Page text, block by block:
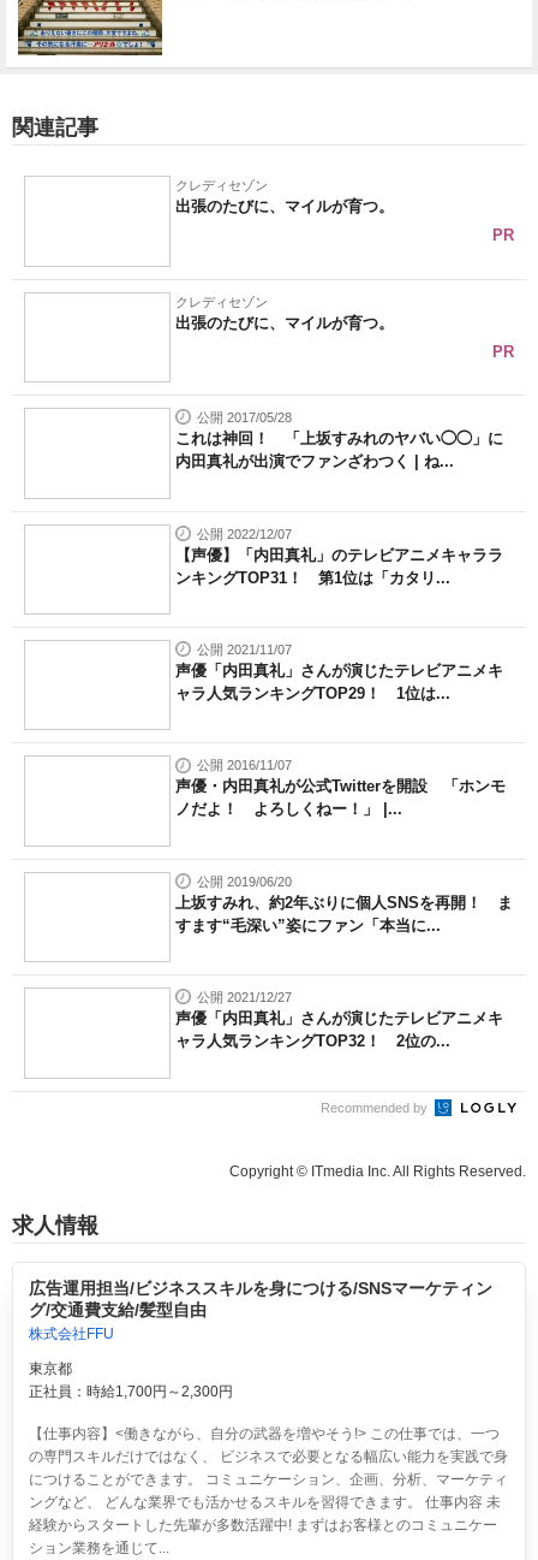
関連記事
クレディセゾン
出張のたびに、マイルが育つ。
PR
クレディセゾン
出張のたびに、マイルが育つ。
PR
公開 2017/05/28
これは神回！ 「上坂すみれのヤバい◯◯」に
内田真礼が出演でファンざわつく | ね...
公開 2022/12/07
【声優】「内田真礼」のテレビアニメキャララ
ンキングTOP31！ 第1位は「カタリ...
公開 2021/11/07
声優「内田真礼」さんが演じたテレビアニメキ
ャラ人気ランキングTOP29！ 1位は...
公開 2016/11/07
声優・内田真礼が公式Twitterを開設 「ホンモ
ノだよ！ よろしくねー！」 |...
公開 2019/06/20
上坂すみれ、約2年ぶりに個人SNSを再開！ ま
すます“毛深い”姿にファン「本当に...
公開 2021/12/27
声優「内田真礼」さんが演じたテレビアニメキ
ャラ人気ランキングTOP32！ 2位の...
Recommended by
Copyright © ITmedia Inc. All Rights Reserved.
求人情報
広告運用担当/ビジネススキルを身につける/SNSマーケティン
グ/交通費支給/髪型自由
株式会社FFU
東京都
正社員：時給1,700円～2,300円
【仕事内容】<働きながら、自分の武器を増やそう!> この仕事では、一つ
の専門スキルだけではなく、 ビジネスで必要となる幅広い能力を実践で身
につけることができます。 コミュニケーション、企画、分析、マーケティ
ングなど、 どんな業界でも活かせるスキルを習得できます。 仕事内容 未
経験からスタートした先輩が多数活躍中! まずはお客様とのコミュニケー
ション業務を通じて...